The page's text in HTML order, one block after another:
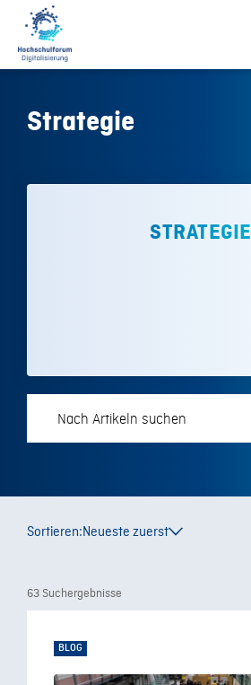
Strategie
STRATEGIE
Sortieren:Neueste zuerst
63 Suchergebnisse
BLOG